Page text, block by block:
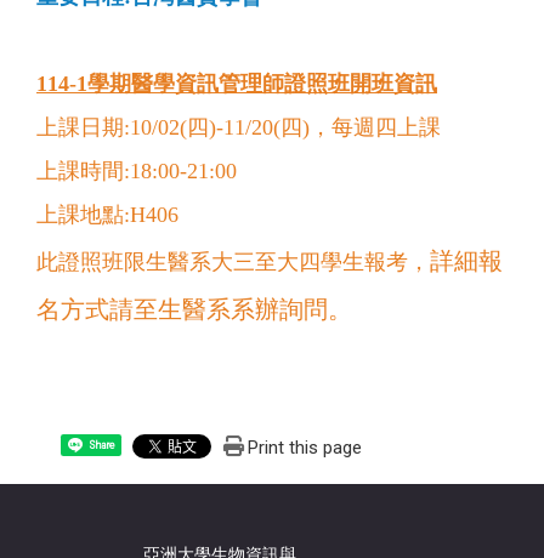
114-1學期醫學資訊管理師證照班開班資訊
上課日期:10/02(四)-11/20(四)，每週四上課
上課時間:18:00-21:00
上課地點:H406
此證照班限生醫系大三至大四學生報考， 詳細報
名方式請至生醫系系辦詢問。
Share Print this page